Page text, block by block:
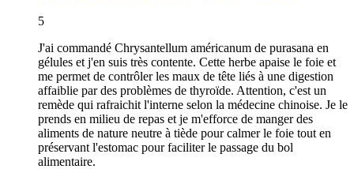
5
J'ai commandé Chrysantellum américanum de purasana en
gélules et j'en suis très contente. Cette herbe apaise le foie et
me permet de contrôler les maux de tête liés à une digestion
affaiblie par des problèmes de thyroïde. Attention, c'est un
remède qui rafraichit l'interne selon la médecine chinoise. Je le
prends en milieu de repas et je m'efforce de manger des
aliments de nature neutre à tiède pour calmer le foie tout en
préservant l'estomac pour faciliter le passage du bol
alimentaire.